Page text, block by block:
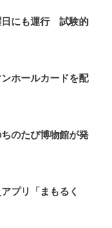
日にも運行 試験的
ホールカードを配
のたび博物館が発
プリ「まもるく